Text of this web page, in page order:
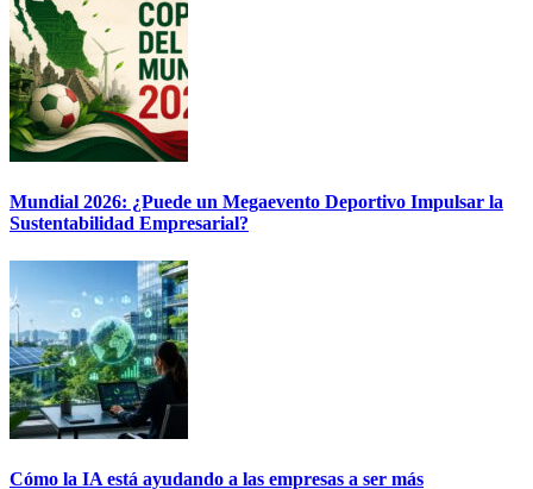
Mundial 2026: ¿Puede un Megaevento Deportivo Impulsar la
Sustentabilidad Empresarial?
Cómo la IA está ayudando a las empresas a ser más